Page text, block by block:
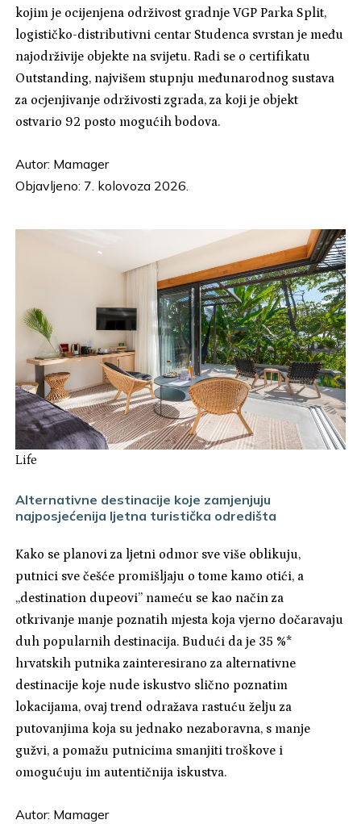
kojim je ocijenjena održivost gradnje VGP Parka Split,
logističko-distributivni centar Studenca svrstan je među
najodrživije objekte na svijetu. Radi se o certifikatu
Outstanding, najvišem stupnju međunarodnog sustava
za ocjenjivanje održivosti zgrada, za koji je objekt
ostvario 92 posto mogućih bodova.
Autor: Mamager
Objavljeno: 7. kolovoza 2026.
Life
Alternativne destinacije koje zamjenjuju
najposjećenija ljetna turistička odredišta
Kako se planovi za ljetni odmor sve više oblikuju,
putnici sve češće promišljaju o tome kamo otići, a
„destination dupeovi” nameću se kao način za
otkrivanje manje poznatih mjesta koja vjerno dočaravaju
duh popularnih destinacija. Budući da je 35 %*
hrvatskih putnika zainteresirano za alternativne
destinacije koje nude iskustvo slično poznatim
lokacijama, ovaj trend odražava rastuću želju za
putovanjima koja su jednako nezaboravna, s manje
gužvi, a pomažu putnicima smanjiti troškove i
omogućuju im autentičnija iskustva.
Autor: Mamager